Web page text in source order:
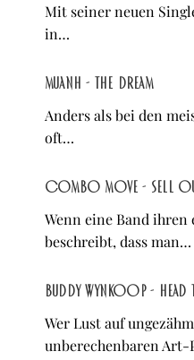
Mit seiner neuen
in…
MUANH - the dream
Anders als bei den
oft…
Combo Move - Sell
Wenn eine Band ihren
beschreibt, dass man…
Buddy Wynkoop - Head
Wer Lust auf
unberechenbaren